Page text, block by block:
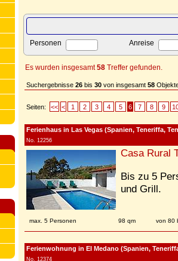
Personen Anreise
Es wurden insgesamt58 Treffer gefunden.
Suchergebnisse 26 bis 30 von insgesamt 58
Seiten: << < 1 2 3 4 5 6 7 8 9
Ferienhaus in Las Vegas (Spanien, Teneriffa,
No. 12256
Casa Rural
Bis zu 5
und Grill.
max. 5 Personen 98 qm von 80
Ferienwohnung in El Medano (Spanien,
No. 12374